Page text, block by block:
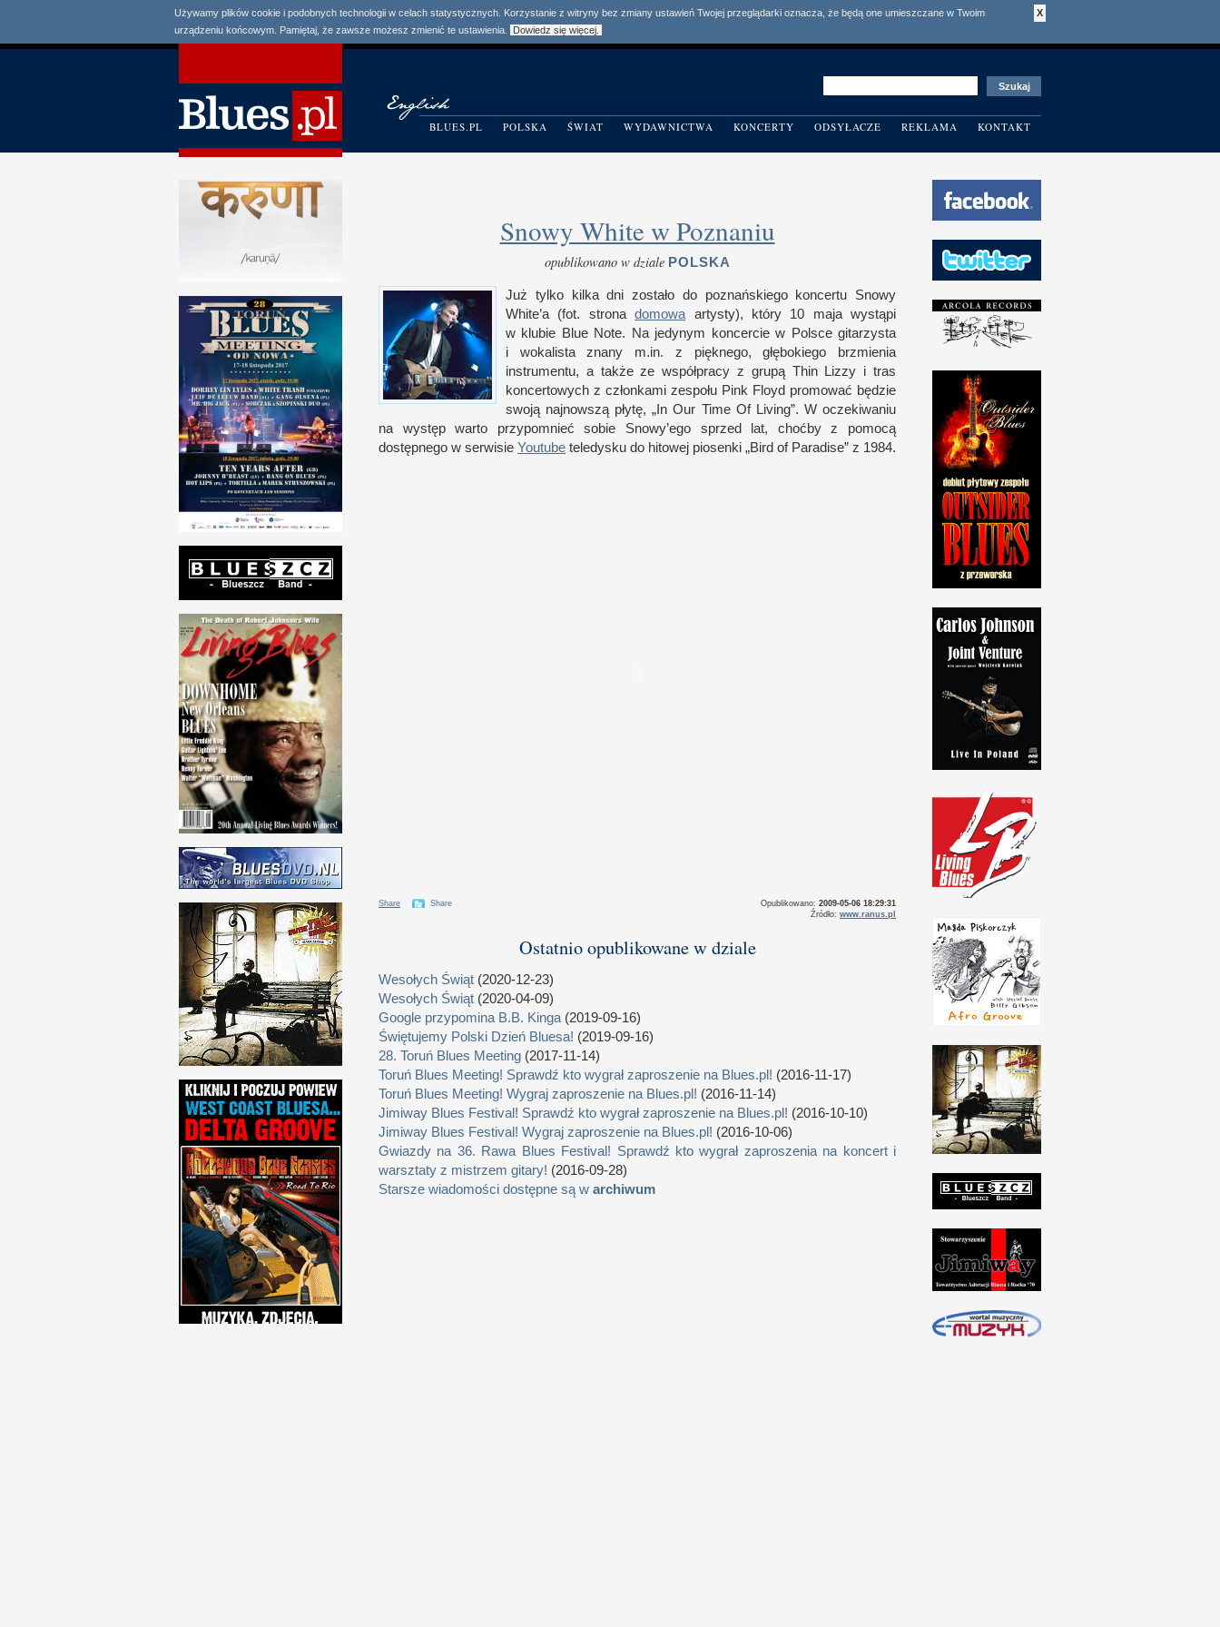
X
Używamy plików cookie i podobnych technologii w celach statystycznych. Korzystanie z witryny bez zmiany ustawień Twojej przeglądarki oznacza, że będą one umieszczane w Twoim
urządzeniu końcowym. Pamiętaj, że zawsze możesz zmienić te ustawienia.
Dowiedz się więcej.
BLUES.PL POLSKA ŚWIAT WYDAWNICTWA KONCERTY ODSYŁACZE REKLAMA KONTAKT
Snowy White w Poznaniu
opublikowano w dziale POLSKA
Już tylko kilka dni zostało do poznańskiego koncertu Snowy
White’a (fot. stronadomowa artysty), który 10 maja wystąpi
w klubie Blue Note. Na jedynym koncerciew Polsce gitarzysta
i wokalista znany m.in. z pięknego, głębokiego brzmienia
instrumentu, a także ze współpracyz grupą Thin Lizzy i tras
koncertowych z członkami zespołu Pink Floyd promować będzie
swoją najnowszą płytę, „In Our Time Of Living”. W oczekiwaniu
na występ warto przypomnieć sobie Snowy’ego sprzed lat, choćbyz pomocą
dostępnego w serwisie Youtube teledysku do hitowej piosenki „Bird of Paradise” z 1984.
Share Share Opublikowano: 2009-05-06 18:29:31
Źródło: www.ranus.pl
Ostatnio opublikowane w dziale
Wesołych Świąt (2020-12-23)
Wesołych Świąt (2020-04-09)
Google przypomina B.B. Kinga (2019-09-16)
Świętujemy Polski Dzień Bluesa! (2019-09-16)
28. Toruń Blues Meeting (2017-11-14)
Toruń Blues Meeting! Sprawdź kto wygrał zaproszenie na Blues.pl! (2016-11-17)
Toruń Blues Meeting! Wygraj zaproszenie na Blues.pl! (2016-11-14)
Jimiway Blues Festival! Sprawdź kto wygrał zaproszenie na Blues.pl! (2016-10-10)
Jimiway Blues Festival! Wygraj zaproszenie na Blues.pl! (2016-10-06)
Gwiazdy na 36. Rawa Blues Festival! Sprawdź kto wygrał zaproszenia na koncert i
warsztaty z mistrzem gitary! (2016-09-28)
Starsze wiadomości dostępne są w archiwum